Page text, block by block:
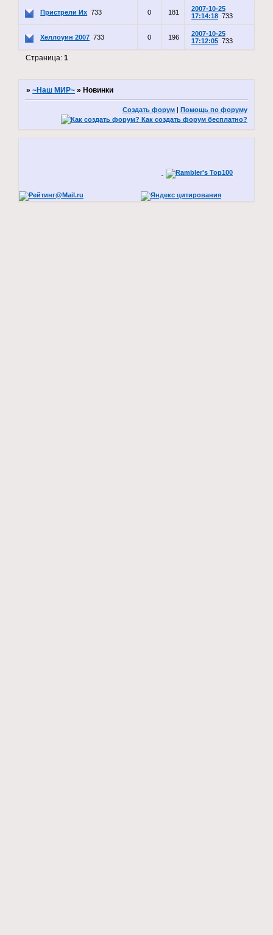
Пристрели Их 733 0 181
2007-10-25
17:14:18 733
Хеллоуин 2007 733 0 196
2007-10-25
17:12:05 733
Страница:1
»~Наш МИР~ » Новинки
Создать форум | Помощь по форуму